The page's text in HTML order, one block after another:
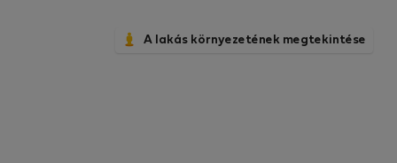
A lakás környezetének megtekintése